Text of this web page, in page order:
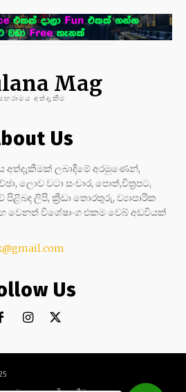
Mag
අත්දැකීම
Us
අත්දැකීමක් ලබාදීමේ අරමුණෙන්,
ලොව වටා සංචාර, පොත්,චිත්‍රපට,
ලිපි, ක්‍රීඩා තොරතුරු, ව්‍යාපාරික
විශේෂාංග එකම වෙබ් අඩවියක්
Us